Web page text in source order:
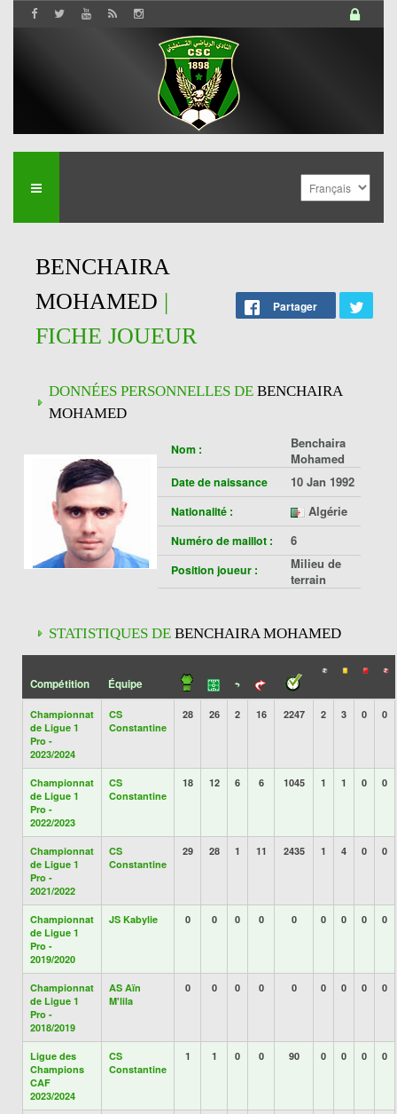
BENCHAIRA
MOHAMED |
FICHE JOUEUR
Partager
DONNÉES PERSONNELLES DE BENCHAIRA
MOHAMED
Nom :
Benchaira
Mohamed
Date de naissance 10 Jan 1992
Nationalité : Algérie
Numéro de maillot : 6
Position joueur :
Milieu de
terrain
STATISTIQUES DE BENCHAIRA MOHAMED
Compétition Équipe
Championnat
de Ligue 1
Pro -
2023/2024
CS
Constantine
28 26 2 16 2247 2 3 0 0
Championnat
de Ligue 1
Pro -
2022/2023
CS
Constantine
18 12 6 6 1045 1 1 0 0
Championnat
de Ligue 1
Pro -
2021/2022
CS
Constantine
29 28 1 11 2435 1 4 0 0
Championnat
de Ligue 1
Pro -
2019/2020
JS Kabylie 0 0 0 0 0 0 0 0 0
Championnat
de Ligue 1
Pro -
2018/2019
AS Aïn
M'lila
0 0 0 0 0 0 0 0 0
Ligue des
Champions
CAF
2023/2024
CS
Constantine
1 1 0 0 90 0 0 0 0